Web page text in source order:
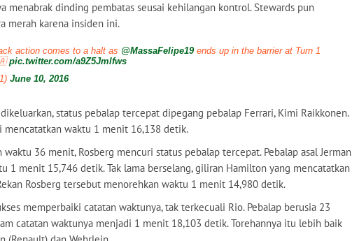
menabrak dinding pembatas seusai kehilangan kontrol. Stewards pun
merah karena insiden ini.
action comes to a halt as @MassaFelipe19ends up in the barrier at Turn 1
pic.twitter.com/a9Z5Jmlfws
June 10, 2016
status pebalap tercepat dipegang pebalap Ferrari, Kimi Raikkonen.
mencatatkan waktu 1 menit 16,138 detik.
waktu 36 menit, Rosberg mencuri status pebalap tercepat. Pebalap asal Jerman
1 menit 15,746 detik. Tak lama berselang, giliran Hamilton yang mencatatkan
Rosberg tersebut menorehkan waktu 1 menit 14,980 detik.
memperbaiki catatan waktunya, tak terkecuali Rio. Pebalap berusia 23
catatan waktunya menjadi 1 menit 18,103 detik. Torehannya itu lebih baik